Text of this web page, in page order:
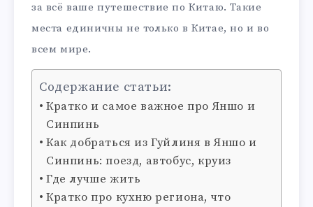
за всё ваше путешествие по Китаю. Такие
места единичны не только в Китае, но и во
всем мире.
Содержание статьи:
Кратко и самое важное про Яншо и
Синпинь
Как добраться из Гуйлиня в Яншо и
Синпинь: поезд, автобус, круиз
Где лучше жить
Кратко про кухню региона, что